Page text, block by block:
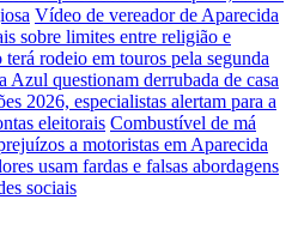
Vídeo de vereador de Aparecida
sobre limites entre religião e
rodeio em touros pela segunda
Azul questionam derrubada de casa
2026, especialistas alertam para a
eleitorais Combustível de má
a motoristas em Aparecida
usam fardas e falsas abordagens
sociais